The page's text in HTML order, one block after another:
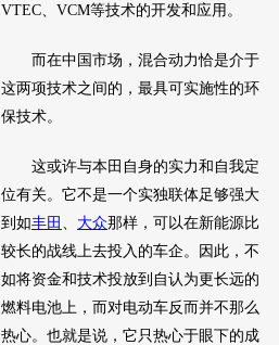
VTEC、VCM等技术的开发和应用。
而在中国市场，混合动力恰是介于
这两项技术之间的，最具可实施性的环
保技术。
这或许与本田 自身的实力和自我定
位有关。它不是一个实独联体足够强大
到如丰田 大众那样，可以在新能源 比
较长的战线上去投入的车企。因此，不
如将资金和技术投放到自认为更长远的
燃料电池上，而对电动车反而并不那么
热心。也就是说，它只热心于眼下的成